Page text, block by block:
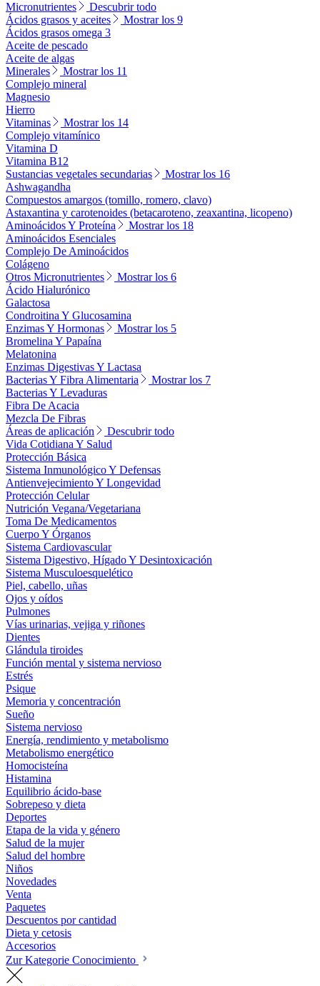
Micronutrientes
Descubrir todo
Ácidos grasos y aceites
Mostrar los 9
Ácidos grasos omega 3
Aceite de pescado
Aceite de algas
Minerales
Mostrar los 11
Complejo mineral
Magnesio
Hierro
Vitaminas
Mostrar los 14
Complejo vitamínico
Vitamina D
Vitamina B12
Sustancias vegetales secundarias
Mostrar los 16
Ashwagandha
Compuestos amargos (tomillo, romero, clavo)
Astaxantina y carotenoides (betacaroteno, zeaxantina, licopeno)
Aminoácidos Y Proteína
Mostrar los 18
Aminoácidos Esenciales
Complejo De Aminoácidos
Colágeno
Otros Micronutrientes
Mostrar los 6
Ácido Hialurónico
Galactosa
Condroitina Y Glucosamina
Enzimas Y Hormonas
Mostrar los 5
Bromelina Y Papaína
Melatonina
Enzimas Digestivas Y Lactasa
Bacterias Y Fibra Alimentaria
Mostrar los 7
Bacterias Y Levaduras
Fibra De Acacia
Mezcla De Fibras
Áreas de aplicación
Descubrir todo
Vida Cotidiana Y Salud
Protección Básica
Sistema Inmunológico Y Defensas
Antienvejecimiento Y Longevidad
Protección Celular
Nutrición Vegana/Vegetariana
Toma De Medicamentos
Cuerpo Y Órganos
Sistema Cardiovascular
Sistema Digestivo, Hígado Y Desintoxicación
Sistema Musculoesquelético
Piel, cabello, uñas
Ojos y oídos
Pulmones
Vías urinarias, vejiga y riñones
Dientes
Glándula tiroides
Función mental y sistema nervioso
Estrés
Psique
Memoria y concentración
Sueño
Sistema nervioso
Energía, rendimiento y metabolismo
Metabolismo energético
Homocisteína
Histamina
Equilibrio ácido-base
Sobrepeso y dieta
Deportes
Etapa de la vida y género
Salud de la mujer
Salud del hombre
Niños
Novedades
Venta
Paquetes
Descuentos por cantidad
Dieta y cetosis
Accesorios
Zur Kategorie Conocimiento